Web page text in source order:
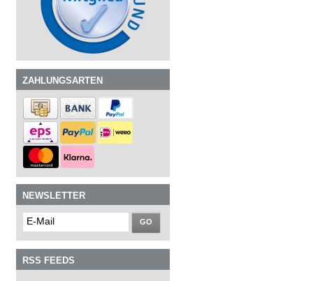
ZAHLUNGSARTEN
NEWSLETTER
GO
RSS FEEDS